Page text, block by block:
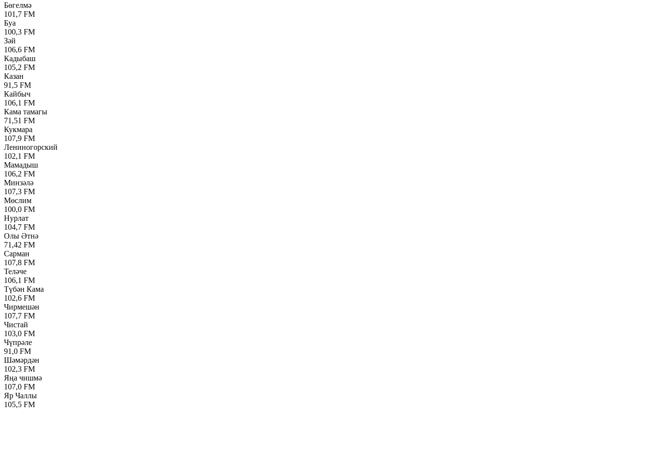
Бөгелмә
101,7 FM
Буа
100,3 FM
Зәй
106,6 FM
Кадыбаш
105,2 FM
Казан
91,5 FM
Кайбыч
106,1 FM
Кама тамагы
71,51 FM
Кукмара
107,9 FM
Лениногорский
102,1 FM
Мамадыш
106,2 FM
Минзәлә
107,3 FM
Мөслим
100,0 FM
Нурлат
104,7 FM
Олы Әтнә
71,42 FM
Сарман
107,8 FM
Теләче
106,1 FM
Түбән Кама
102,6 FM
Чирмешән
107,7 FM
Чистай
103,0 FM
Чүпрәле
91,0 FM
Шәмәрдән
102,3 FM
Яңа чишмә
107,0 FM
Яр Чаллы
105,5 FM